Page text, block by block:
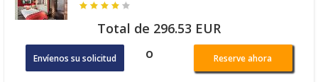
Total de 296.53 EUR
Envíenos su solicitud o Reserve ahora